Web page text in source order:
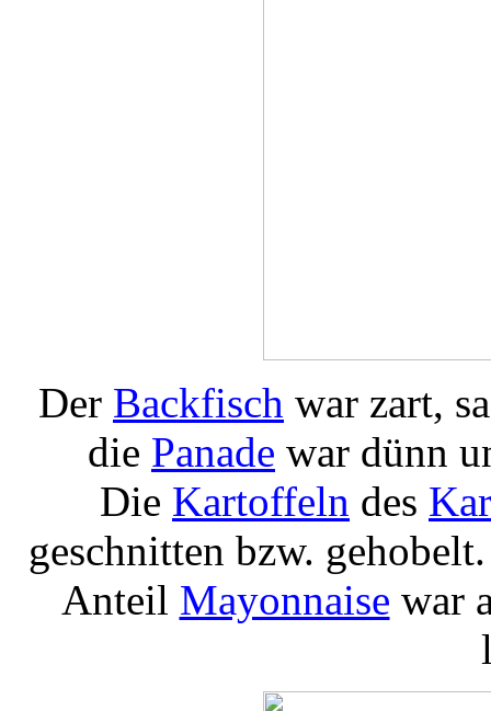
Der Backfisch war zart,
die Panade war dünn
Die Kartoffeln des
geschnitten bzw.
Anteil Mayonnaise war